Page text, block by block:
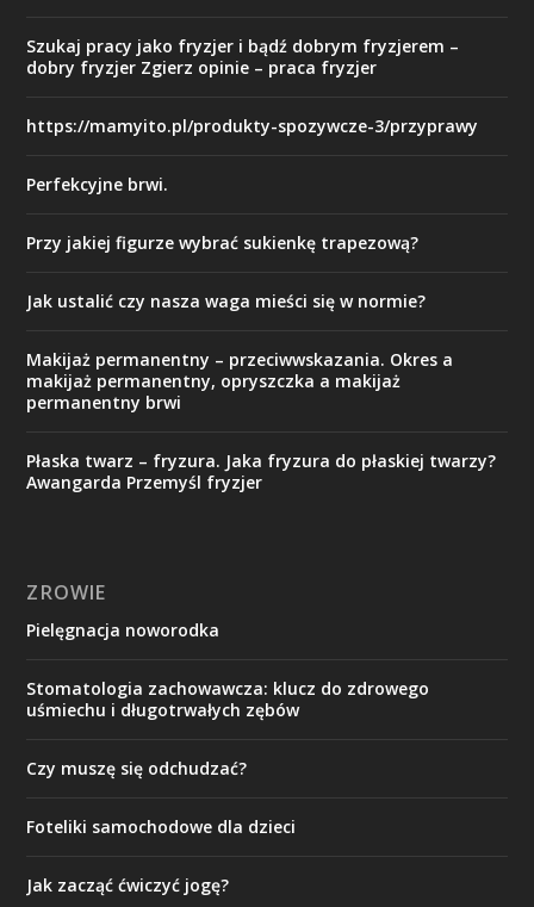
Szukaj pracy jako fryzjer i bądź dobrym fryzjerem –
dobry fryzjer Zgierz opinie – praca fryzjer
https://mamyito.pl/produkty-spozywcze-3/przyprawy
Perfekcyjne brwi.
Przy jakiej figurze wybrać sukienkę trapezową?
Jak ustalić czy nasza waga mieści się w normie?
Makijaż permanentny – przeciwwskazania. Okres a
makijaż permanentny, opryszczka a makijaż
permanentny brwi
Płaska twarz – fryzura. Jaka fryzura do płaskiej twarzy?
Awangarda Przemyśl fryzjer
ZROWIE
Pielęgnacja noworodka
Stomatologia zachowawcza: klucz do zdrowego
uśmiechu i długotrwałych zębów
Czy muszę się odchudzać?
Foteliki samochodowe dla dzieci
Jak zacząć ćwiczyć jogę?